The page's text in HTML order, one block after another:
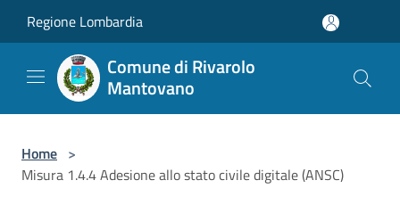
Regione Lombardia
Comune di Rivarolo
Mantovano
Home >
Misura 1.4.4 Adesione allo stato civile digitale (ANSC)